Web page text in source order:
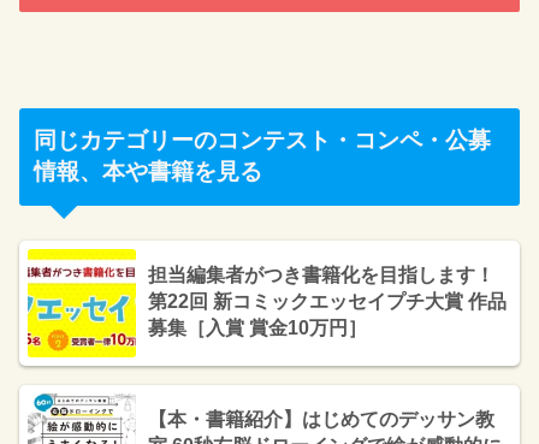
同じカテゴリーのコンテスト・コンペ・公募
情報、本や書籍を見る
担当編集者がつき書籍化を目指します！
第22回 新コミックエッセイプチ大賞 作品
募集［入賞 賞金10万円］
【本・書籍紹介】はじめてのデッサン教